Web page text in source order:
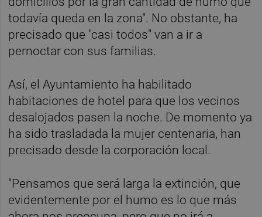
todavía queda en la zona". No obstante, ha
precisado que "casi todos" van a ir a
pernoctar con sus familias.
Así, el Ayuntamiento ha habilitado
habitaciones de hotel para que los vecinos
desalojados pasen la noche. De momento ya
ha sido trasladada la mujer centenaria, han
precisado desde la corporación local.
"Pensamos que será larga la extinción, que
evidentemente por el humo es lo que más